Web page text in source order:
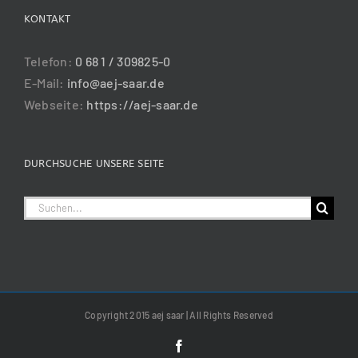
KONTAKT
Telefon: 0 68 1 / 309825-0
E-Mail: info@aej-saar.de
Webseite: https://aej-saar.de
DURCHSUCHE UNSERE SEITE
Suche
Copyright 2015 aej saar | All Rights Reserved